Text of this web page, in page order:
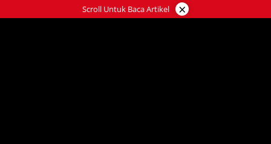
ke
Scroll Untuk Baca Artikel ×